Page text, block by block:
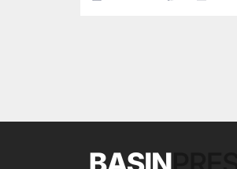
geçirilmesi planlanan büyük
Yardımcısı ve İl Özel İdare...